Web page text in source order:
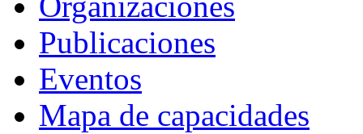
Publicaciones
Eventos
Mapa de capacidades